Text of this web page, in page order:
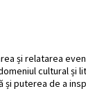
și relatarea
cultural și
puterea de a